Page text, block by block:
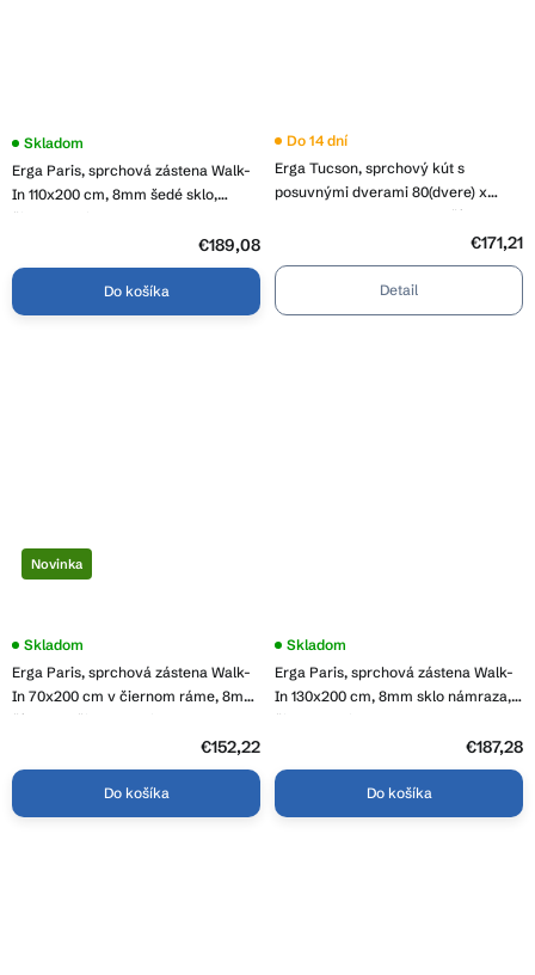
Erga Paris, sprchová zástena Walk-
In 110x200 cm, 8mm šedé sklo,
čierny profil, ERG-V02-PARIS-
Skladom
€189,08
Do košíka
Erga Tucson, sprchový kút s
posuvnými dverami 80(dvere) x
100(dvere) x 190 cm, 6mm číre sklo,
čierny profil, ERG-S02-TUCSON-
D080D100-CL-BK
Do 14 dní
€171,21
Detail
Novinka
Erga Paris, sprchová zástena Walk-
In 70x200 cm v čiernom ráme, 8mm
číre sklo, čierny profil, ERG-V02-
Skladom
€152,22
Do košíka
Erga Paris, sprchová zástena Walk-
In 130x200 cm, 8mm sklo námraza,
čierny profil, ERG-V02-PARIS-
Skladom
€187,28
Do košíka